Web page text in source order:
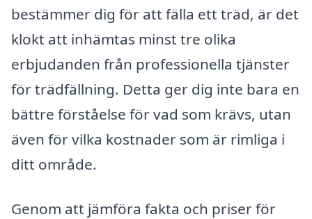
bestämmer dig för att fälla ett träd, är det
klokt att inhämtas minst tre olika
erbjudanden från professionella tjänster
för trädfällning. Detta ger dig inte bara en
bättre förståelse för vad som krävs, utan
även för vilka kostnader som är rimliga i
ditt område.
Genom att jämföra fakta och priser för